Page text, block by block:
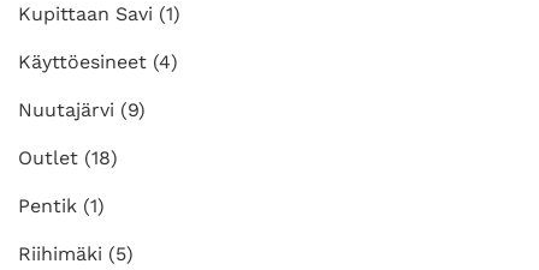
Kupittaan Savi (1)
Käyttöesineet (4)
Nuutajärvi (9)
Outlet (18)
Pentik (1)
Riihimäki (5)